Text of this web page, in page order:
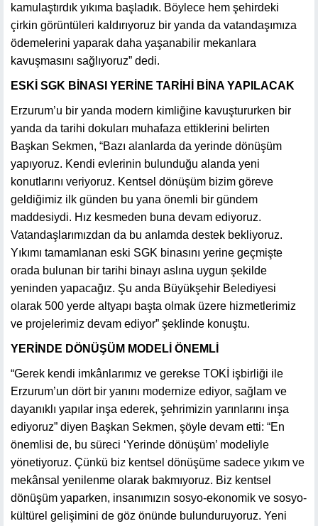
kamulaştırdık yıkıma başladık. Böylece hem şehirdeki
çirkin görüntüleri kaldırıyoruz bir yanda da vatandaşımıza
ödemelerini yaparak daha yaşanabilir mekanlara
kavuşmasını sağlıyoruz” dedi.
ESKİ SGK BİNASI YERİNE TARİHİ BİNA YAPILACAK
Erzurum’u bir yanda modern kimliğine kavuştururken bir
yanda da tarihi dokuları muhafaza ettiklerini belirten
Başkan Sekmen, “Bazı alanlarda da yerinde dönüşüm
yapıyoruz. Kendi evlerinin bulunduğu alanda yeni
konutlarını veriyoruz. Kentsel dönüşüm bizim göreve
geldiğimiz ilk günden bu yana önemli bir gündem
maddesiydi. Hız kesmeden buna devam ediyoruz.
Vatandaşlarımızdan da bu anlamda destek bekliyoruz.
Yıkımı tamamlanan eski SGK binasını yerine geçmişte
orada bulunan bir tarihi binayı aslına uygun şekilde
yeninden yapacağız. Şu anda Büyükşehir Belediyesi
olarak 500 yerde altyapı başta olmak üzere hizmetlerimiz
ve projelerimiz devam ediyor” şeklinde konuştu.
YERİNDE DÖNÜŞÜM MODELİ ÖNEMLİ
“Gerek kendi imkânlarımız ve gerekse TOKİ işbirliği ile
Erzurum’un dört bir yanını modernize ediyor, sağlam ve
dayanıklı yapılar inşa ederek, şehrimizin yarınlarını inşa
ediyoruz” diyen Başkan Sekmen, şöyle devam etti: “En
önemlisi de, bu süreci ‘Yerinde dönüşüm’ modeliyle
yönetiyoruz. Çünkü biz kentsel dönüşüme sadece yıkım ve
mekânsal yenilenme olarak bakmıyoruz. Biz kentsel
dönüşüm yaparken, insanımızın sosyo-ekonomik ve sosyo-
kültürel gelişimini de göz önünde bulunduruyoruz. Yeni